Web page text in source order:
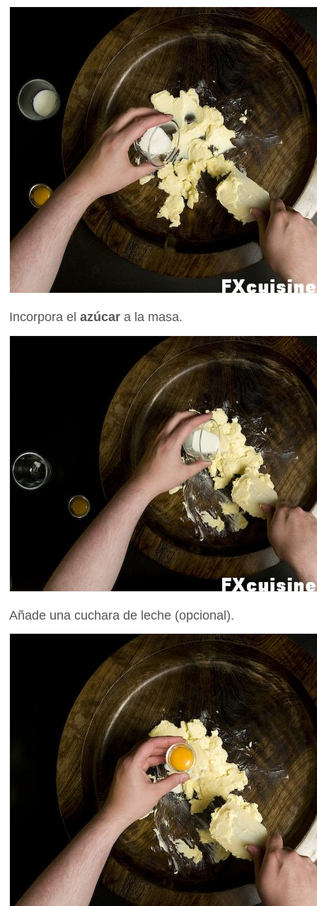
Incorpora el azúcar a la masa.
Añade una cuchara de leche (opcional).